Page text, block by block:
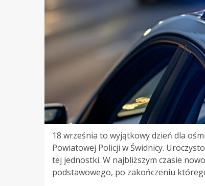
18 września to wyjątkowy dzień dla
Powiatowej Policji w Świdnicy.
tej jednostki. W najbliższym czasie
podstawowego, po zakończeniu